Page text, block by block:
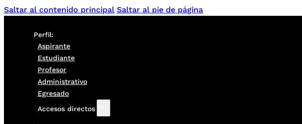
Saltar al contenido principal Saltar al pie de página
Perfil:
Aspirante
Estudiante
Profesor
Administrativo
Egresado
Accesos directos